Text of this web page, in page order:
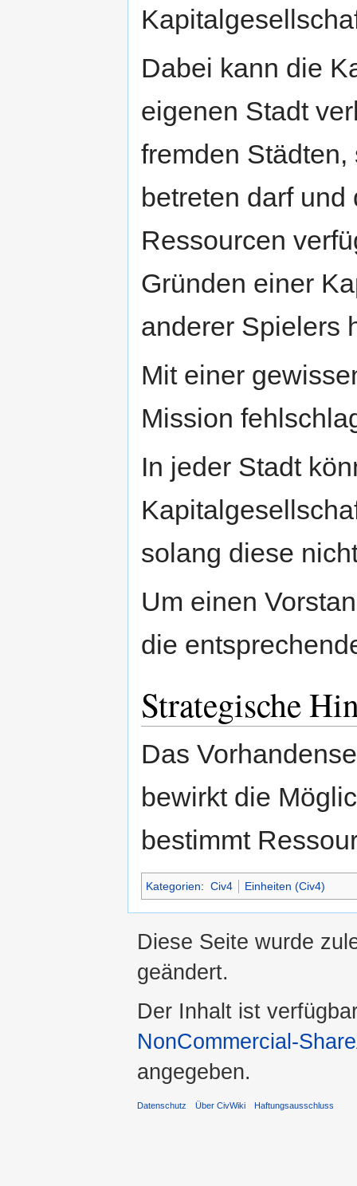
Dabei kann die
eigenen Stadt
fremden
betreten darf
Ressourcen
Gründen einer
anderer Spielers
Mit einer
Mission
In jeder Stadt
solang diese
Um einen
die
Strategische
Das
bewirkt die
bestimmt
Kategorien: Civ4 Einheiten (Civ4)
Diese Seite wurde
geändert.
Der Inhalt ist
NonCommercial-
angegeben.
Datenschutz Über CivWiki Haftungsausschluss